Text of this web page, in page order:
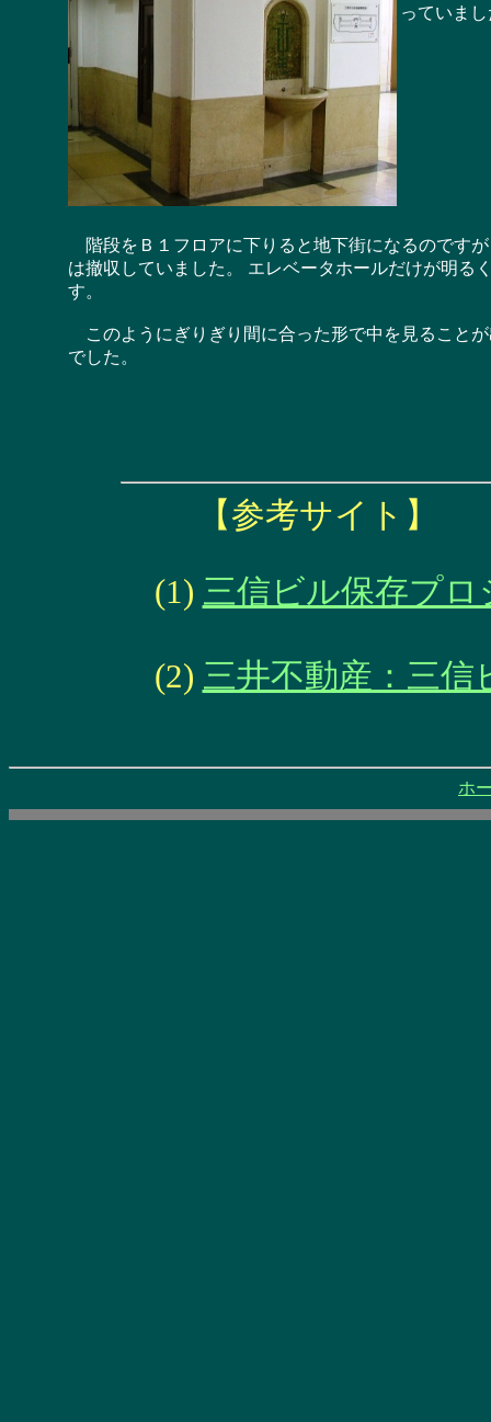
っていま
階段をＢ１フロアに下りると地下街になるのです
は撤収していました。 エレベータホールだけが明る
す。
このようにぎりぎり間に合った形で中を見ること
でした。
【参考サイト】
(1) 三信ビル保存プロ
(2) 三井不動産：三
ホ